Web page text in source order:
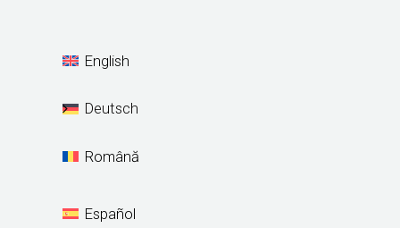
English
Deutsch
Română
Español